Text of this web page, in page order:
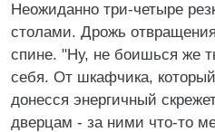
Неожиданно три-четыре
столами. Дрожь
спине. "Ну, не боишься же
себя. От шкафчика,
донесся энергичный
дверцам - за ними что-то